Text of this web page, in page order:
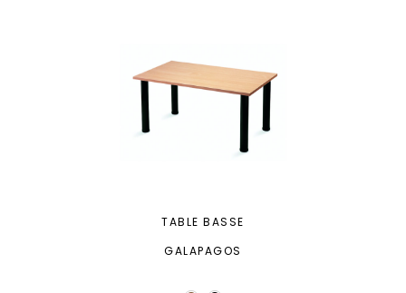
TABLE BASSE
GALAPAGOS